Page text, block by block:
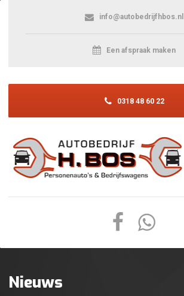
info@autobedrijfhbos.nl
Een afspraak maken
0318 48 60 22
Nieuws